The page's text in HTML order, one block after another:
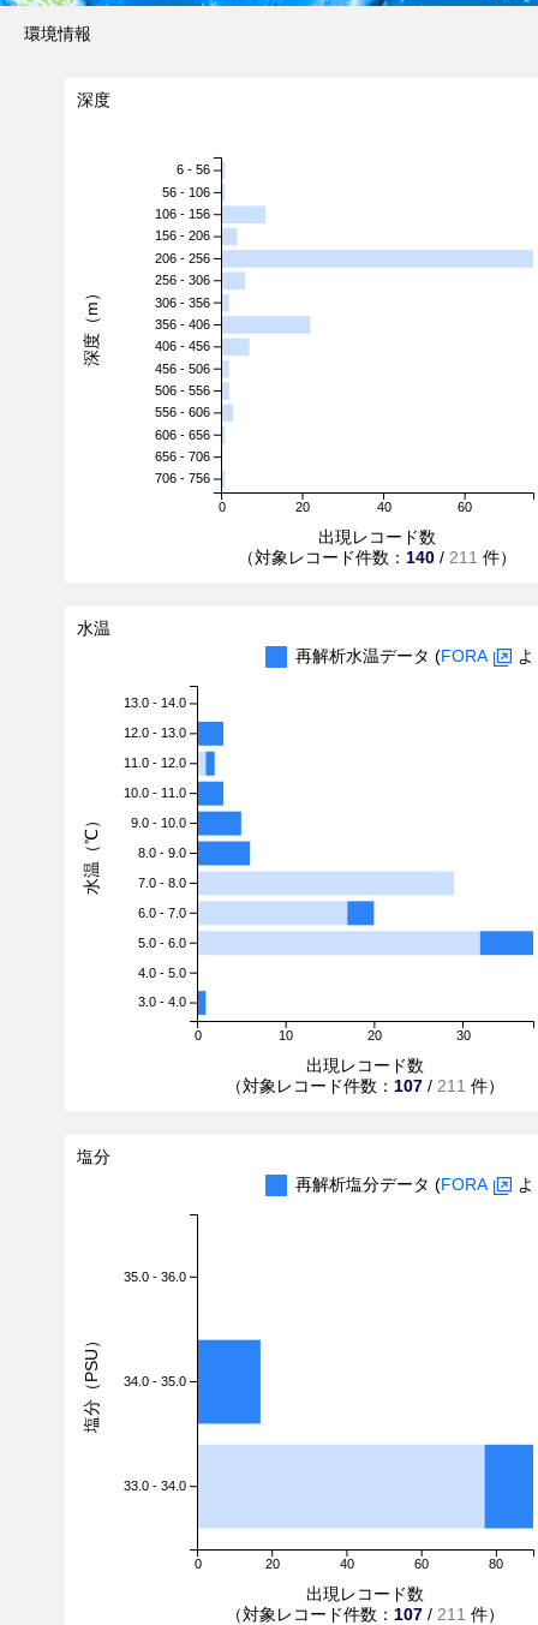
環境情報
深度
0 20 40 60
6 - 56
56 - 106
106 - 156
156 - 206
206 - 256
256 - 306
306 - 356
356 - 406
406 - 456
456 - 506
506 - 556
556 - 606
606 - 656
656 - 706
706 - 756
出現レコード数
（対象レコード件数： 140 / 211 件）
深度（m）
水温
再解析水温データ (FORA
0 10 20 30
13.0 - 14.0
12.0 - 13.0
11.0 - 12.0
10.0 - 11.0
9.0 - 10.0
8.0 - 9.0
7.0 - 8.0
6.0 - 7.0
5.0 - 6.0
4.0 - 5.0
3.0 - 4.0
出現レコード数
（対象レコード件数： 107 / 211 件）
水温（℃）
塩分
再解析塩分データ (FORA
0 20 40 60 80
35.0 - 36.0
34.0 - 35.0
33.0 - 34.0
出現レコード数
（対象レコード件数： 107 / 211 件）
塩分（PSU）